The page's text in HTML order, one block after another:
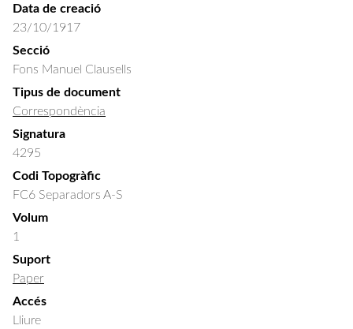
Data de creació
23/10/1917
Secció
Fons Manuel Clausells
Tipus de document
Correspondència
Signatura
4295
Codi Topogràfic
FC6 Separadors A-S
Volum
1
Suport
Paper
Accés
Lliure